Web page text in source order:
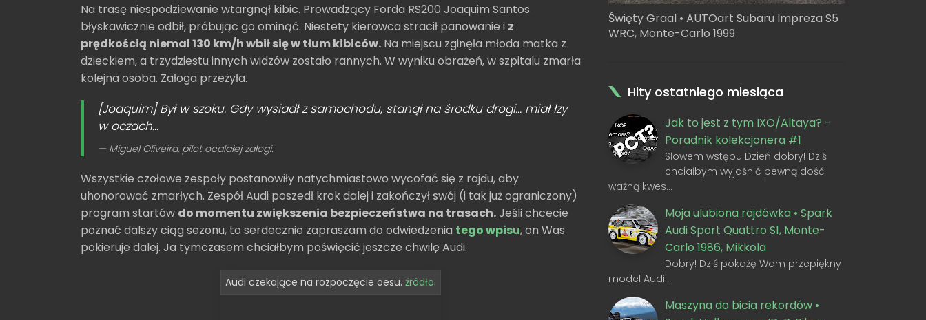
Na trasę niespodziewanie wtargnął kibic. Prowadzący Forda RS200 Joaquim Santos
błyskawicznie odbił, próbując go ominąć. Niestety kierowca stracił panowanie i z
prędkością niemal 130 km/h wbił się w tłum kibiców. Na miejscu zginęła młoda matka z
dzieckiem, a trzydziestu innych widzów zostało rannych. W wyniku obrażeń, w szpitalu zmarła
kolejna osoba. Załoga przeżyła.
[Joaquim] Był w szoku. Gdy wysiadł z samochodu, stanął na środku drogi... miał łzy
w oczach...
Miguel Oliveira, pilot ocalałej załogi.
Wszystkie czołowe zespoły postanowiły natychmiastowo wycofać się z rajdu, aby
uhonorować zmarłych. Zespół Audi poszedł krok dalej i zakończył swój (i tak już ograniczony)
program startów do momentu zwiększenia bezpieczeństwa na trasach.Jeśli chcecie
poznać dalszy ciąg sezonu, to serdecznie zapraszam do odwiedzenia tego wpisu, on Was
pokieruje dalej. Ja tymczasem chciałbym poświęcić jeszcze chwilę Audi.
Audi czekające na rozpoczęcie oesu.źródło.
Święty Graal • AUTOart Subaru Impreza S5
WRC, Monte-Carlo 1999
Hity ostatniego miesiąca
Jak to jest z tym IXO/Altaya? -
Poradnik kolekcjonera #1
Słowem wstępu Dzień dobry! Dziś
chciałbym wyjaśnić pewną dość
ważną kwes…
Moja ulubiona rajdówka • Spark
Audi Sport Quattro S1, Monte-
Carlo 1986, Mikkola
Dobry! Dziś pokażę Wam przepiękny
model Audi…
Maszyna do bicia rekordów •